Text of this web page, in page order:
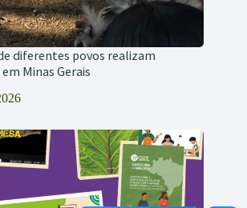
diferentes povos realizam
Minas Gerais